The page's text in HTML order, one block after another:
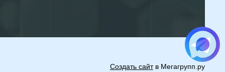
Создать сайтв Мегагрупп.ру